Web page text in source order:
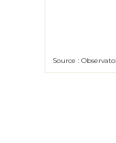
Source :